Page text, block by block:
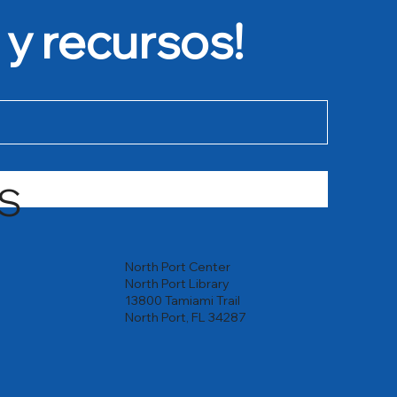
North Port Center
North Port Library
13800 Tamiami Trail
North Port, FL 34287
recursos!